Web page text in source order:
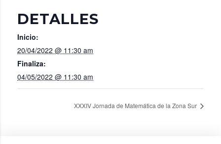
DETALLES
Inicio:
20/04/2022 @ 11:30 am
Finaliza:
04/05/2022 @ 11:30 am
XXXIV Jornada de Matemática de la Zona Sur